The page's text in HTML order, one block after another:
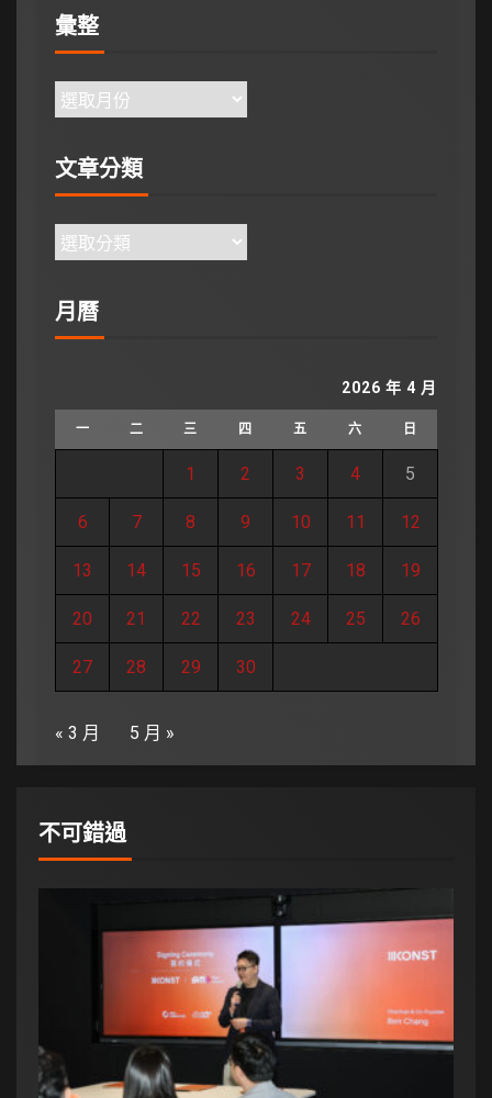
彙整
文章分類
月曆
2026 年 4 月
一 二 三 四 五 六 日
1 2 3 4 5
6 7 8 9 10 11 12
13 14 15 16 17 18 19
20 21 22 23 24 25 26
27 28 29 30
« 3 月 5 月 »
不可錯過